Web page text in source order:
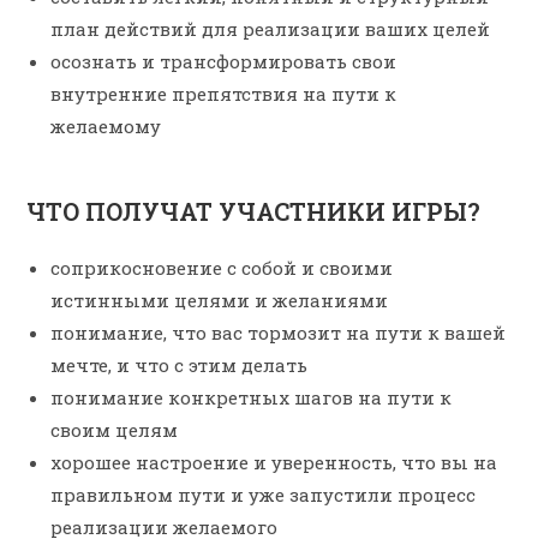
план действий для реализации ваших целей
осознать и трансформировать свои
внутренние препятствия на пути к
желаемому
ЧТО ПОЛУЧАТ УЧАСТНИКИ ИГРЫ?
соприкосновение с собой и своими
истинными целями и желаниями
понимание, что вас тормозит на пути к вашей
мечте, и что с этим делать
понимание конкретных шагов на пути к
своим целям
хорошее настроение и уверенность, что вы на
правильном пути и уже запустили процесс
реализации желаемого